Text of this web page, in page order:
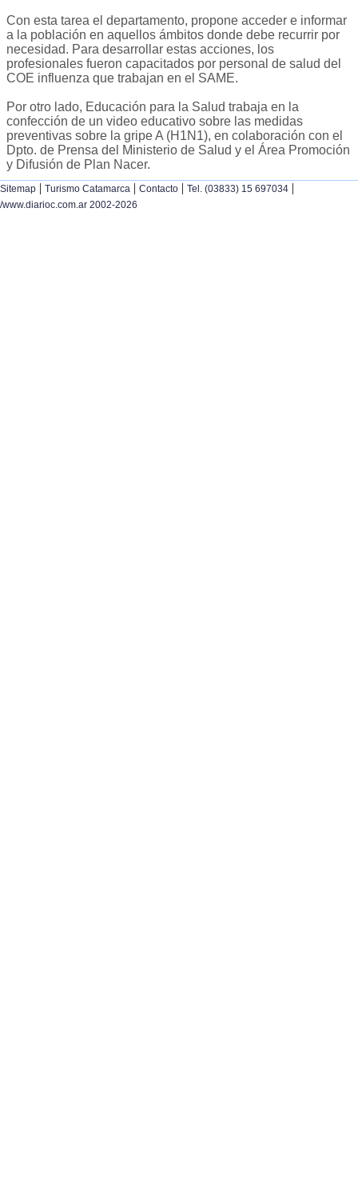
Con esta tarea el departamento, propone acceder e informar
a la población en aquellos ámbitos donde debe recurrir por
necesidad. Para desarrollar estas acciones, los
profesionales fueron capacitados por personal de salud del
COE influenza que trabajan en el SAME.
Por otro lado, Educación para la Salud trabaja en la
confección de un video educativo sobre las medidas
preventivas sobre la gripe A (H1N1), en colaboración con el
Dpto. de Prensa del Ministerio de Salud y el Área Promoción
y Difusión de Plan Nacer.
Sitemap | Turismo Catamarca | Contacto | Tel. (03833) 15 697034 |
/www.diarioc.com.ar 2002-2026